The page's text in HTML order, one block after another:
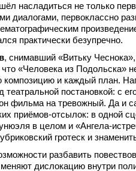
насладиться не только
диалогами, первоклассно
практически безупречно.
, снимавший «Витьку
«Человека из Подольска»
и каждый план.
постановкой: с
фильма на тревожный. Да и
приёмов-отсылок: в одной
в целом и «Ангела-
гротеск и
разбавить
дислокацию внутри